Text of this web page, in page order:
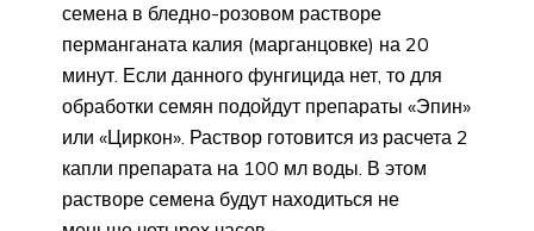
семена в бледно-розовом растворе
перманганата калия (марганцовке) на 20
минут. Если данного фунгицида нет, то для
обработки семян подойдут препараты «Эпин»
или «Циркон». Раствор готовится из расчета 2
капли препарата на 100 мл воды. В этом
растворе семена будут находиться не